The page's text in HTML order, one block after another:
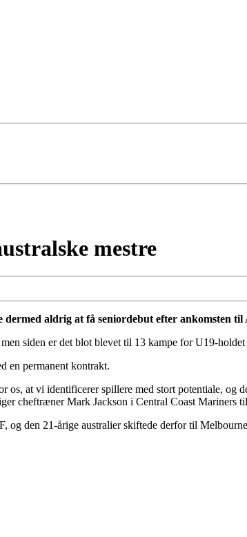
mestre
aldrig at få seniordebut efter ankomsten til
siden er det blot blevet til 13 kampe for U19-
en permanent kontrakt.
at vi identificerer spillere med stort potentiale, og
cheftræner Mark Jackson i Central Coast Mariners til
og den 21-årige australier skiftede derfor til